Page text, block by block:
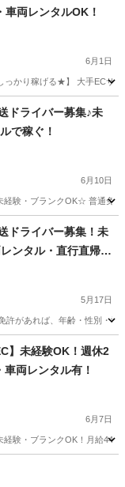
両レンタルOK！
6月1日
っかり稼げる★】 大手ECサ
ドライバー募集♪未
で稼ぐ！
6月10日
経験・ブランクOK☆ 普通
ドライバー募集！未
ンタル・直行直帰
5月17日
許があれば、年齢・性別・
】未経験OK！週休2
両レンタル有！
6月7日
経験・ブランクOK！月給